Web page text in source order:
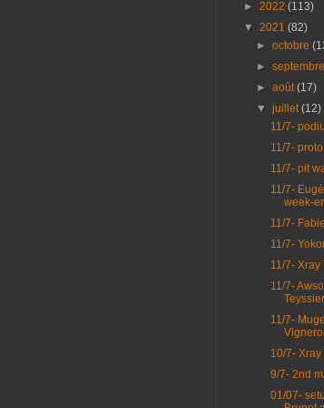
► 2022 (113)
▼ 2021 (82)
►octobre
►
►août(17)
▼juillet(12)
11/7-
11/7-
11/7- pit
11/7-
week-
11/7-
11/7-
11/7-
11/7-
Teyssier
11/7-
10/7-
9/7- 2nd
01/07-